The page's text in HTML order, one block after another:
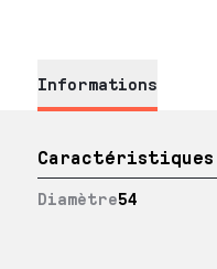
Informations
Caractéristiques
Diamètre54